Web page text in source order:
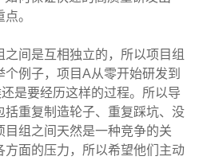
。
间是互相独立的，所以项目组
例子，项目A从零开始研发到
是要经历这样的过程。所以导
括重复制造轮子、重复踩坑、没
目组之间天然是一种竞争的关
方面的压力，所以希望他们主动